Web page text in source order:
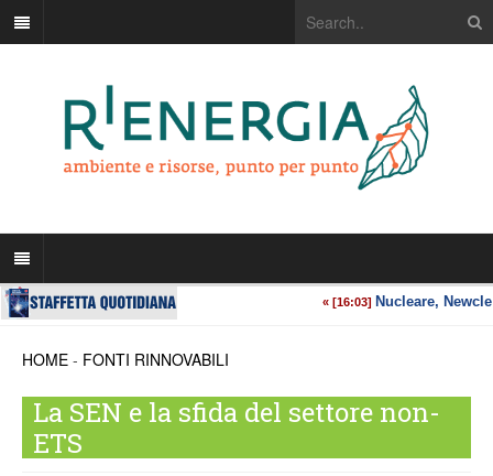
HOME - FONTI RINNOVABILI
La SEN e la sfida del settore non-
ETS